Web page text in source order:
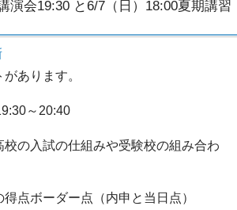
演会19:30 と6/7（日）18:00夏期講習
あります。
～20:40
校の入試の仕組みや受験校の組み合わ
得点ボーダー点（内申と当日点）